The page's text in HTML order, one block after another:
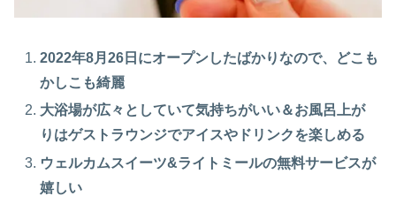
2022年8月26日にオープンしたばかりなので、どこも
かしこも綺麗
大浴場が広々としていて気持ちがいい＆お風呂上が
りはゲストラウンジでアイスやドリンクを楽しめる
ウェルカムスイーツ&ライトミールの無料サービスが
嬉しい